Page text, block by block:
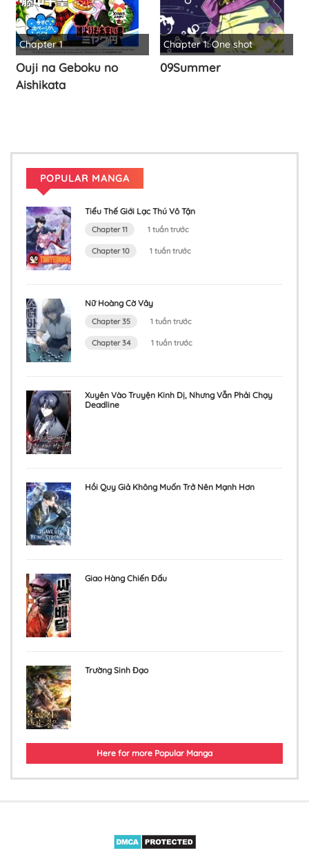
Chapter 1
Ouji na Geboku no
Aishikata
Chapter 1: One shot
09Summer
POPULAR MANGA
Tiểu Thế Giới Lạc Thú Vô Tận
Chapter 11 1 tuần trước
Chapter 10 1 tuần trước
Nữ Hoàng Cờ Vây
Chapter 35 1 tuần trước
Chapter 34 1 tuần trước
Xuyên Vào Truyện Kinh Dị, Nhưng Vẫn Phải Chạy
Deadline
Hồi Quy Giả Không Muốn Trở Nên Mạnh Hơn
Giao Hàng Chiến Đấu
Trường Sinh Đạo
Here for more Popular Manga